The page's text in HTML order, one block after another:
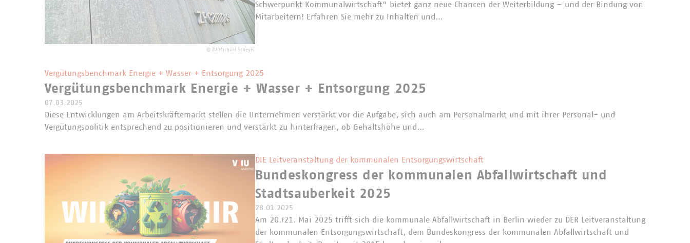
© ZU/Michael Scheyer
Schwerpunkt Kommunalwirtschaft“ bietet ganz neue Chancen der Weiterbildung – und der Bindung von
Mitarbeitern! Erfahren Sie mehr zu Inhalten und…
Vergütungsbenchmark Energie + Wasser + Entsorgung 2025
Vergütungsbenchmark Energie + Wasser + Entsorgung 2025
07.03.2025
Diese Entwicklungen am Arbeitskräftemarkt stellen die Unternehmen verstärkt vor die Aufgabe, sich auch am Personalmarkt und mit ihrer Personal- und
Vergütungspolitik entsprechend zu positionieren und verstärkt zu hinterfragen, ob Gehaltshöhe und…
DIE Leitveranstaltung der kommunalen Entsorgungswirtschaft
Bundeskongress der kommunalen Abfallwirtschaft und
Stadtsauberkeit 2025
28.01.2025
Am 20./21. Mai 2025 trifft sich die kommunale Abfallwirtschaft in Berlin wieder zu DER Leitveranstaltung
der kommunalen Entsorgungswirtschaft, dem Bundeskongress der kommunalen Abfallwirtschaft und